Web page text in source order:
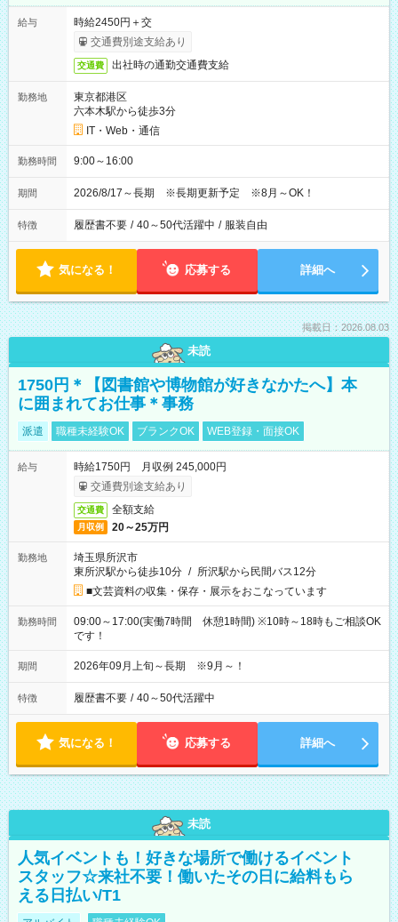
給与
時給2450円＋交
交通費別途支給あり
交通費 出社時の通勤交通費支給
勤務地
東京都港区
六本木駅から徒歩3分
IT・Web・通信
勤務時間 9:00～16:00
期間 2026/8/17～長期 ※長期更新予定 ※8月～OK！
特徴 履歴書不要 / 40～50代活躍中 / 服装自由
気になる！ 応募する 詳細へ
掲載日：2026.08.03
未読
1750円＊【図書館や博物館が好きなかたへ】本
に囲まれてお仕事＊事務
派遣 職種未経験OK ブランクOK WEB登録・面接OK
給与
時給1750円 月収例 245,000円
交通費別途支給あり
交通費 全額支給
月収例 20～25万円
勤務地
埼玉県所沢市
東所沢駅から徒歩10分 / 所沢駅から民間バス12分
■文芸資料の収集・保存・展示をおこなっています
勤務時間
09:00～17:00(実働7時間 休憩1時間) ※10時～18時もご相談OK
です！
期間 2026年09月上旬～長期 ※9月～！
特徴 履歴書不要 / 40～50代活躍中
気になる！ 応募する 詳細へ
未読
人気イベントも！好きな場所で働けるイベント
スタッフ☆来社不要！働いたその日に給料もら
える日払い/T1